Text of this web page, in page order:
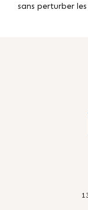
sans perturber